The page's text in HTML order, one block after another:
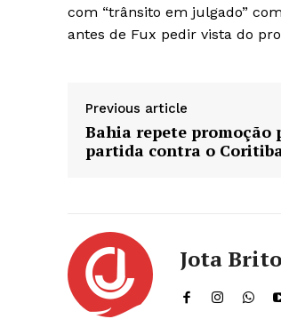
com “trânsito em julgado”
antes de Fux pedir vista do
Previous article
Bahia repete promoção
partida contra o
Jota Brito